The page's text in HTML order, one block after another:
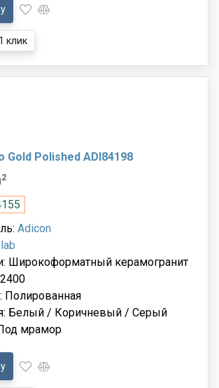
клик
Gold Polished ADI84198
2
Adicon
Широкоформатный керамогранит
Полированная
Белый / Коричневый / Серый
мрамор